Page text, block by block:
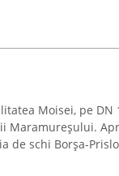
Moisei, pe DN
Maramureșului.
de schi Borșa-